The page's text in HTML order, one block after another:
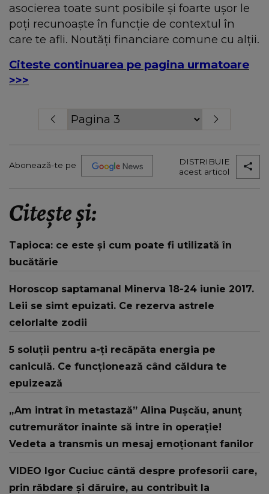
asocierea toate sunt posibile şi foarte uşor le
poţi recunoaşte în funcţie de contextul în
care te afli. Noutăţi financiare comune cu alţii.
Citeste continuarea pe pagina urmatoare
>>>
Abonează-te pe
DISTRIBUIE
acest articol
Citește și:
Tapioca: ce este și cum poate fi utilizată în
bucătărie
Horoscop saptamanal Minerva 18-24 iunie 2017.
Leii se simt epuizati. Ce rezerva astrele
celorlalte zodii
5 soluții pentru a-ți recăpăta energia pe
caniculă. Ce funcționează când căldura te
epuizează
„Am intrat în metastază” Alina Pușcău, anunț
cutremurător înainte să intre în operație!
Vedeta a transmis un mesaj emoționant fanilor
VIDEO Igor Cuciuc cântă despre profesorii care,
prin răbdare și dăruire, au contribuit la